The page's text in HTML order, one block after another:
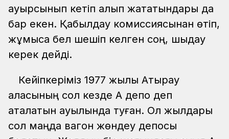
ауырсынып кетіп қалып жататындары да
бар екен. Қабылдау комиссиясынан өтіп,
жұмысқа бел шешіп келген соң, шыдау
керек дейді.
Кейіпкеріміз 1977 жылы Атырау
қаласының сол кезде Ақ депо деп
аталатын ауылында туған. Ол жылдары
сол маңда вагон жөндеу депосы